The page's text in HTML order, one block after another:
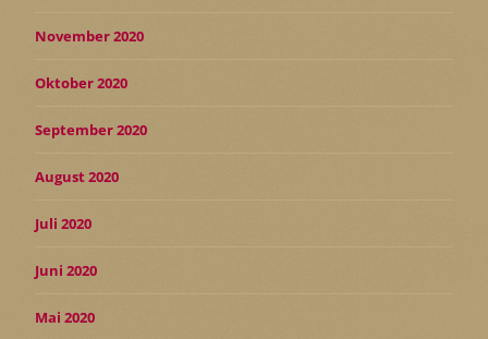
November 2020
Oktober 2020
September 2020
August 2020
Juli 2020
Juni 2020
Mai 2020